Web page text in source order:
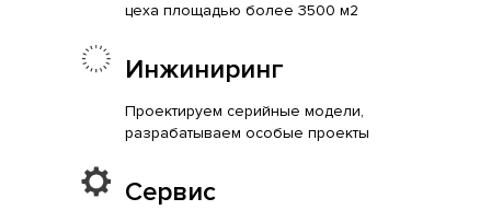
цеха площадью более 3500 м2
Инжиниринг
Проектируем серийные модели,
разрабатываем особые проекты
Сервис